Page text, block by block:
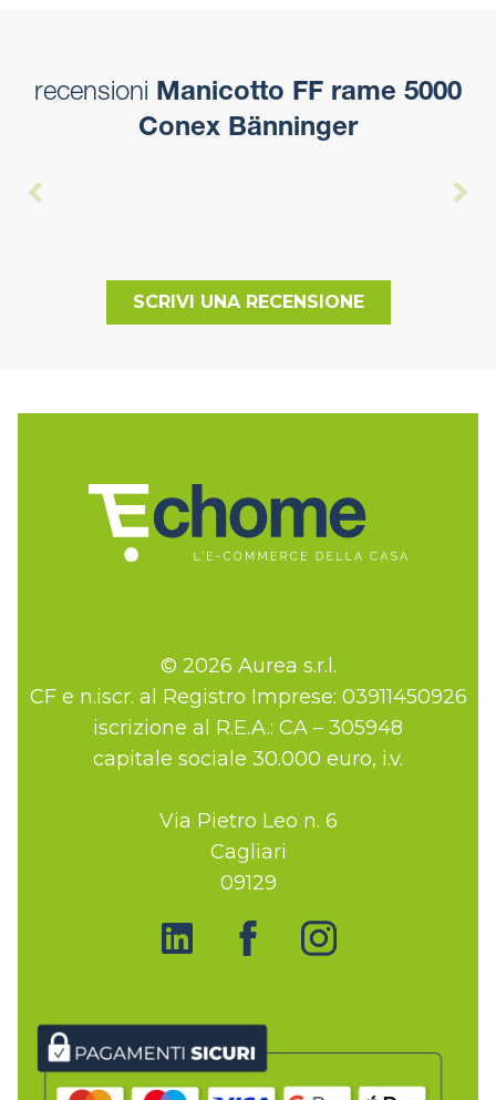
recensioni Manicotto FF rame 5000
Conex Bänninger
SCRIVI UNA RECENSIONE
© 2026 Aurea s.r.l.
CF e n.iscr. al Registro Imprese: 03911450926
iscrizione al R.E.A.: CA – 305948
capitale sociale 30.000 euro, i.v.
Via Pietro Leo n. 6
Cagliari
09129